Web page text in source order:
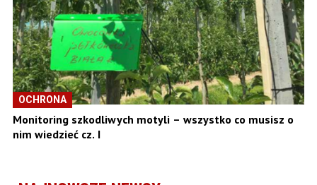
OCHRONA
Monitoring szkodliwych motyli – wszystko co musisz o
nim wiedzieć cz. I